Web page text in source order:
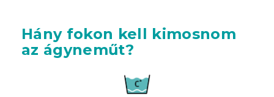
Hány fokon kell kimosnom
az ágyneműt?